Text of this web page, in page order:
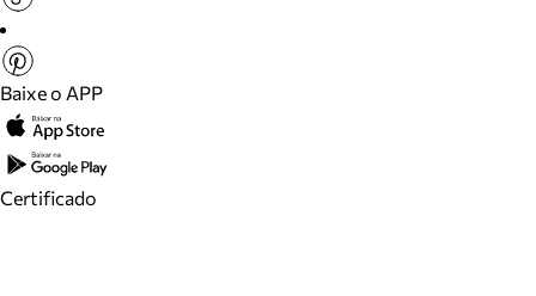
Baixe o APP
Certificado